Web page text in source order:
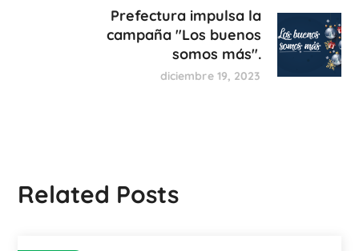
Prefectura impulsa la
campaña "Los buenos
somos más".
diciembre 19, 2023
Related Posts